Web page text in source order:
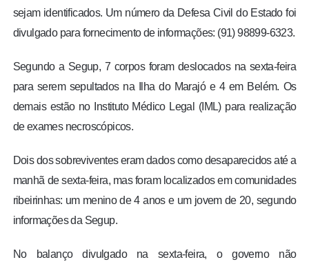
sejam identificados. Um número da Defesa Civil do Estado foi
divulgado para fornecimento de informações: (91) 98899-6323.
Segundo a Segup, 7 corpos foram deslocados na sexta-feira
para serem sepultados na Ilha do Marajó e 4 em Belém. Os
demais estão no Instituto Médico Legal (IML) para realização
de exames necroscópicos.
Dois dos sobreviventes eram dados como desaparecidos até a
manhã de sexta-feira, mas foram localizados em comunidades
ribeirinhas: um menino de 4 anos e um jovem de 20, segundo
informações da Segup.
No balanço divulgado na sexta-feira, o governo não